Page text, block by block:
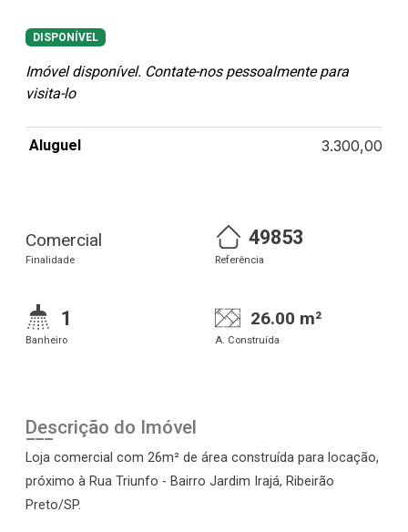
DISPONÍVEL
Imóvel disponível. Contate-nos pessoalmente para
visita-lo
Aluguel 3.300,00
Comercial
Finalidade
49853
Referência
1
Banheiro
26.00 m²
A. Construída
Descrição do Imóvel
Loja comercial com 26m² de área construída para locação,
próximo à Rua Triunfo - Bairro Jardim Irajá, Ribeirão
Preto/SP.